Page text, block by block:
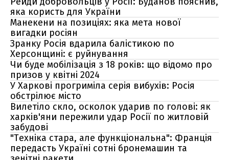
яка користь для України
Манекени на позиціях: яка мета нової
вигадки росіян
Зранку Росія вдарила балістикою по
Херсонщині: є руйнування
Чи буде мобілізація з 18 років: що відомо про
призов у квітні 2024
У Харкові прогриміла серія вибухів: Росія
обстрілює місто
Вилетіло скло, осколок ударив по голові: як
харків'яни пережили удар Росії по житловій
забудові
"Техніка стара, але функціональна": Франція
передасть Україні сотні бронемашин та